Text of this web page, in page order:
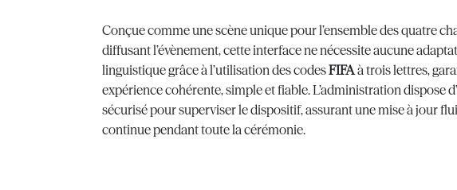
Conçue comme une scène unique pour l’ensemble des quatre
diffusant l’évènement, cette interface ne nécessite aucune
linguistique grâce à l’utilisation des codesFIFAà trois lettres,
expérience cohérente, simple et fiable. L’administration dispose
sécurisé pour superviser le dispositif, assurant une mise à jour
continue pendant toute la cérémonie.